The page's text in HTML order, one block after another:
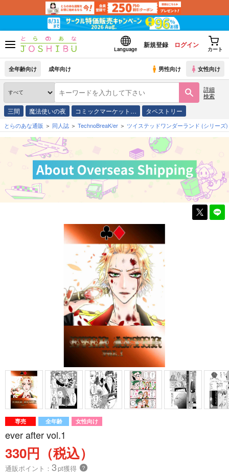
Language
新規登録 ログイン
カート
全年齢向け 成年向け 男性向け 女性向け
詳細
検索
三間 魔法使いの夜 コミックマーケット… タペストリー
とらのあな通販 同人誌 TechnoBreaK/er ツイステッドワンダーランド (シリーズ)
専売 全年齢 女性向け
ever after vol.1
330円（税込）
通販ポイント： 3pt獲得 ？